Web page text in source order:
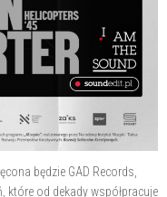
będzie GAD Records,
od dekady współpracuje